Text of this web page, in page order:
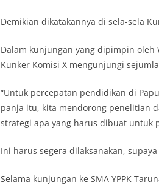
Demikian dikatakannya di sela-sela
Dalam kunjungan yang dipimpin oleh
Kunker Komisi X mengunjungi
“Untuk percepatan pendidikan di
panja itu, kita mendorong penelitian
strategi apa yang harus dibuat untuk
Ini harus segera dilaksanakan,
Selama kunjungan ke SMA YPPK